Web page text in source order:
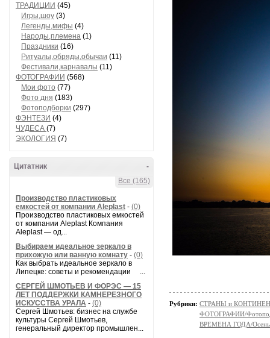
ТРАДИЦИИ (45)
Игры,шоу (3)
Легенды,мифы (4)
Народы,племена (1)
Праздники (16)
Ритуалы,обряды,обычаи (11)
Фестивали,карнавалы (11)
ФОТОГРАФИИ (568)
Мои фото (77)
Фото дня (183)
Фотоподборки (297)
ФЭНТЕЗИ (4)
ЧУДЕСА (7)
ЭКОЛОГИЯ (7)
-
Цитатник
Все (165)
Производство пластиковых
емкостей от компании Aleplast - (0)
Производство пластиковых емкостей
от компании Aleplast Компания
Aleplast — од...
Выбираем идеальное зеркало в
прихожую или ванную комнату - (0)
Как выбрать идеальное зеркало в
Липецке: советы и рекомендации ...
СЕРГЕЙ ШМОТЬЕВ И ФОРЭС — 15
ЛЕТ ПОДДЕРЖКИ КАМНЕРЕЗНОГО
ИСКУССТВА УРАЛА - (0)
Сергей Шмотьев: бизнес на службе
культуры Сергей Шмотьев,
генеральный директор промышлен...
Рубрики: СТРАНЫ и
ФОТОГРАФИИ/
ВРЕМЕНА ГОДА/Осень